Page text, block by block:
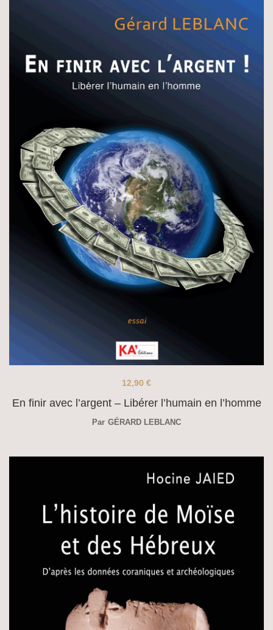
En finir avec l’argent – Libérer l’humain en l’homme
12,90 €
Par GÉRARD LEBLANC